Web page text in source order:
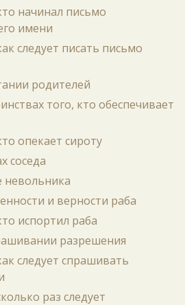
начинал письмо
имени
следует писать письмо
родителей
того, кто обеспечивает
опекает сироту
соседа
невольника
и верности раба
испортил раба
разрешения
следует спрашивать
раз следует